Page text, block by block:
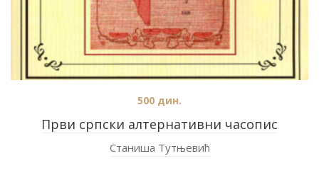
Први српски алтернативни часопис
500 дин.
Станиша Тутњевић